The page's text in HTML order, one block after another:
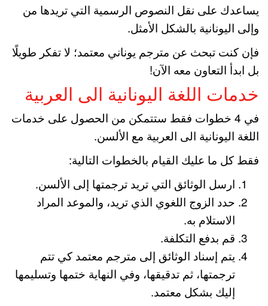
يساعدك على نقل النصوص الرسمية التي تريدها من
وإلى اليونانية بالشكل الأمثل.
فإن كنت تبحث عن مترجم يوناني معتمد؛ لا تفكر طويلًا
بل ابدأ التعاون معه الآن!
خدمات اللغة اليونانية الى العربية
في 4 خطوات فقط ستتمكن من الحصول على خدمات
اللغة اليونانية الى العربية مع الألسن.
فقط كل ما عليك القيام بالخطوات التالية:
ارسل الوثائق التي تريد ترجمتها إلى الألسن.
حدد الزوج اللغوي الذي تريد، والموعد المراد
الاستلام به.
قم بدفع التكلفة.
يتم إسناد الوثائق إلى مترجم معتمد كي تتم
ترجمتها، ثم تدقيقها، وفي النهاية ختمها وتسليمها
إليك بشكل معتمد.